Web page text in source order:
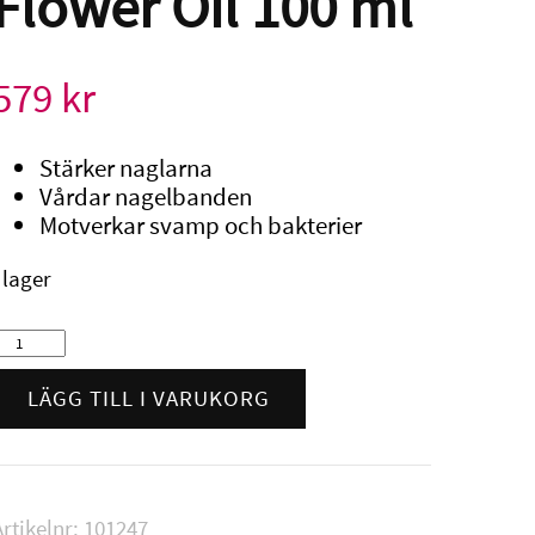
kr
Stärker naglarna
Vårdar nagelbanden
Motverkar svamp och bakterier
LÄGG TILL I VARUKORG
101247